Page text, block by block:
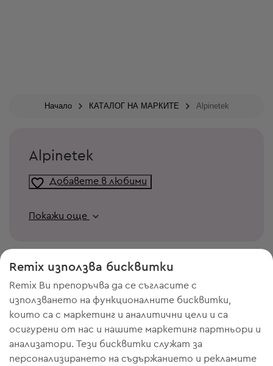
Начало КАТАЛОГ НА МАРКИТЕ Alpinetek
Alpinetek
Добавете в любими
Покажи още
ИМАШ НУЖДА ОТ МЯСТО В
Remix използва бисквитки
Remix Ви препоръчва да се съгласите с
използването на функционалните бисквитки,
които са с маркетинг и аналитични цели и са
осигурени от нас и нашите маркетинг партньори и
анализатори. Тези бисквитки служат за
персонализирането на съдържанието и рекламите